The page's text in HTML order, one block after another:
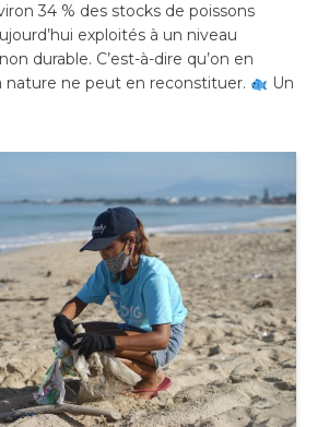
34 % des stocks de poissons
exploités à un niveau
durable. C’est-à-dire qu’on en
nature ne peut en reconstituer.
Un